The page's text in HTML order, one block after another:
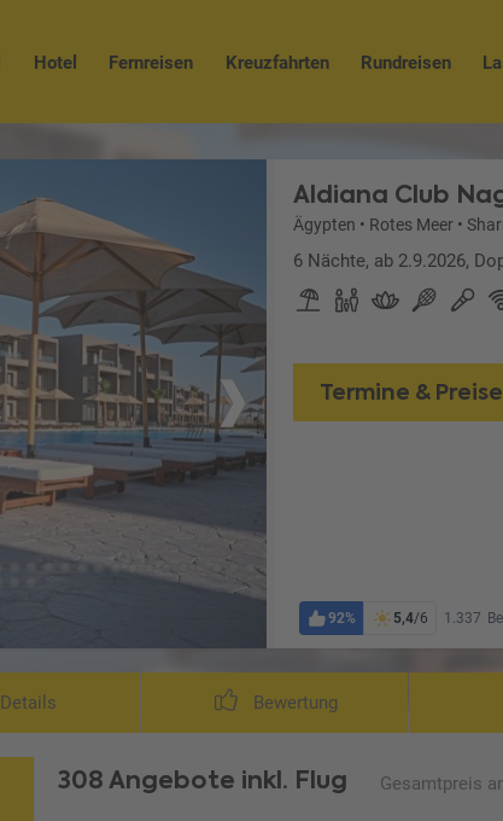
Hotel Fernreisen Kreuzfahrten Rundreisen
Aldiana Club
Ägypten • Rotes Meer •
6 Nächte, ab 2.9.2026,
Termine & Preise
92% 5,4/6 1.337
Details Bewertung
308 Angebote inkl. Flug Gesamtpreis